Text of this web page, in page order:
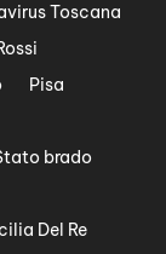
Toscana
Pisa
brado
Del Re